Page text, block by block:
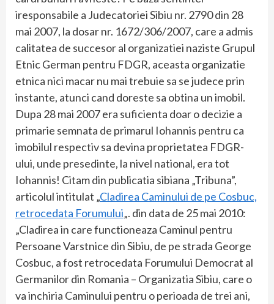
iresponsabile a Judecatoriei Sibiu nr. 2790 din 28
mai 2007, la dosar nr. 1672/306/2007, care a admis
calitatea de succesor al organizatiei naziste Grupul
Etnic German pentru FDGR, aceasta organizatie
etnica nici macar nu mai trebuie sa se judece prin
instante, atunci cand doreste sa obtina un imobil.
Dupa 28 mai 2007 era suficienta doar o decizie a
primarie semnata de primarul Iohannis pentru ca
imobilul respectiv sa devina proprietatea FDGR-
ului, unde presedinte, la nivel national, era tot
Iohannis! Citam din publicatia sibiana „Tribuna”,
articolul intitulat „Cladirea Caminului de pe Cosbuc,
retrocedata Forumului„. din data de 25 mai 2010:
„Cladirea in care functioneaza Caminul pentru
Persoane Varstnice din Sibiu, de pe strada George
Cosbuc, a fost retrocedata Forumului Democrat al
Germanilor din Romania – Organizatia Sibiu, care o
va inchiria Caminului pentru o perioada de trei ani,